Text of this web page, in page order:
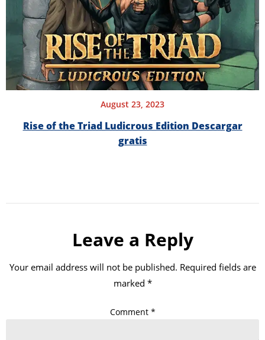
August 23, 2023
Rise of the Triad Ludicrous Edition Descargar
gratis
Leave a Reply
Your email address will not be published. Required fields are
marked *
Comment *